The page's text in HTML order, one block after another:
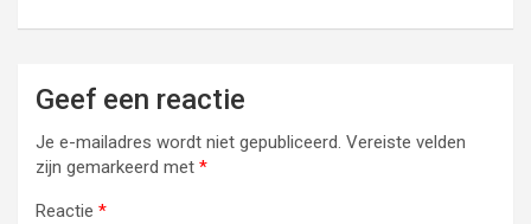
Geef een reactie
Je e-mailadres wordt niet gepubliceerd. Vereiste velden
zijn gemarkeerd met *
Reactie *